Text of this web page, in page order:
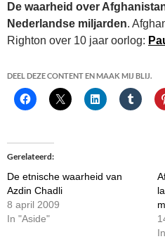
De waarheid over
Nederlandse miljarden.
Righton over 10 jaar oorlog:
DEEL DEZE CONTENT EN MAAK MIJ BLIJ.
Gerelateerd
De etnische waarheid van
Azdin Chadli
8 april 2009
In "Aside"